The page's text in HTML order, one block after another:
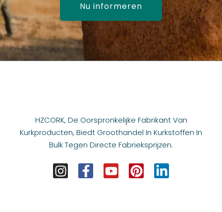
Nu informeren
HZCORK, De Oorspronkelijke Fabrikant Van
Kurkproducten, Biedt Groothandel In Kurkstoffen In
Bulk Tegen Directe Fabrieksprijzen.